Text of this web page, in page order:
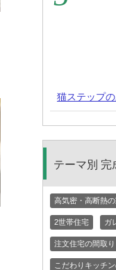
猫ステップ
テーマ別 完
高気密・高断熱の
2世帯住宅 ガ
注文住宅の間取り
こだわりキッチ